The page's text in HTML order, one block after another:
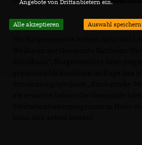
Angebote von Drittanbietern ein.
Alle akzeptieren Auswahl speichern